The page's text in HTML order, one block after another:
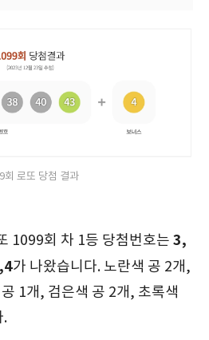
회 로또 당첨 결과
1099회 차 1등 당첨번호는 3,
가 나왔습니다. 노란색 공 2개,
1개, 검은색 공 2개, 초록색
.